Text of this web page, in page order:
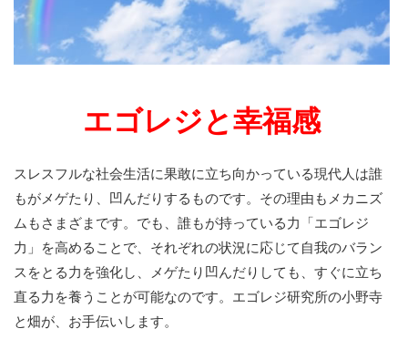
エゴレジと幸福感
スレスフルな社会生活に果敢に立ち向かっている現代人は誰
もがメゲたり、凹んだりするものです。その理由もメカニズ
ムもさまざまです。でも、誰もが持っている力「エゴレジ
力」を高めることで、それぞれの状況に応じて自我のバラン
スをとる力を強化し、メゲたり凹んだりしても、すぐに立ち
直る力を養うことが可能なのです。エゴレジ研究所の小野寺
と畑が、お手伝いします。